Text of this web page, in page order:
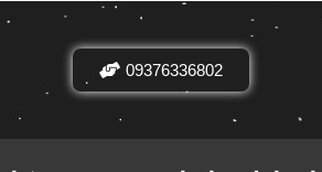
بر اساس
09376336802